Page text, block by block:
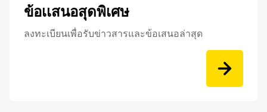
ข้อเเสนอสุดพิเศษ
ลงทะเบียนเพื่อรับข่าวสารและข้อเสนอล่าสุด